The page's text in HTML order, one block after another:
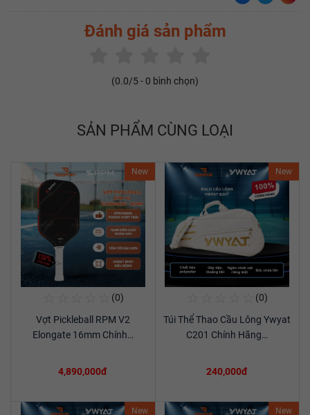
Đánh giá sản phẩm
(0.0/5 - 0 bình chọn)
SẢN PHẨM CÙNG LOẠI
New
(0)
Vợt Pickleball RPM V2
Elongate 16mm Chính…
4,890,000đ
New
(0)
Túi Thể Thao Cầu Lông Ywyat
C201 Chính Hãng…
240,000đ
New New